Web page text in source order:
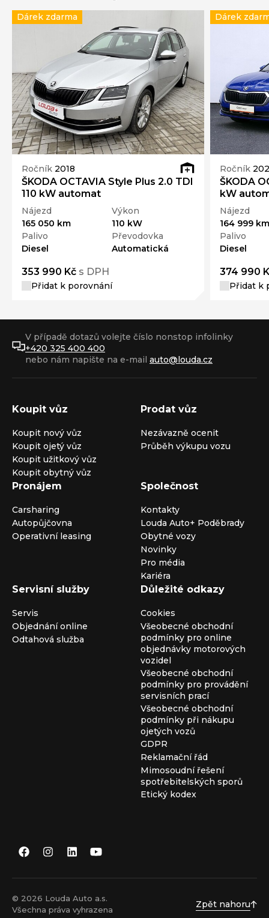
Ročník 2018
ŠKODA OCTAVIA Style Plus 2.0 TDI
110 kW automat
Nájezd
165 050 km
Výkon
110 kW
Palivo
Diesel
Převodovka
Automatická
353 990 Kč s DPH
Přidat k porovnání
Dárek zdarma
Ročník
ŠKODA
kW
Nájezd
164 999 km
Palivo
Diesel
374 990
Přidat k
Dárek
V případě dotazů volejte číslo nonstop infolinky
+420 325 400 400
nebo nám napište na e-mail auto@louda.cz
Koupit vůz
Koupit nový vůz
Koupit ojetý vůz
Koupit užitkový vůz
Koupit obytný vůz
Prodat vůz
Nezávazně ocenit
Průběh výkupu vozu
Pronájem
Carsharing
Autopůjčovna
Operativní leasing
Společnost
Kontakty
Louda Auto+ Poděbrady
Obytné vozy
Novinky
Pro média
Kariéra
Servisní služby
Servis
Objednání online
Odtahová služba
Důležité odkazy
Cookies
Všeobecné obchodní
podmínky pro online
objednávky motorových
vozidel
Všeobecné obchodní
podmínky pro provádění
servisních prací
Všeobecné obchodní
podmínky při nákupu
ojetých vozů
GDPR
Reklamační řád
Mimosoudní řešení
spotřebitelských sporů
Etický kodex
© 2026 Louda Auto a.s.
Všechna práva vyhrazena
Zpět nahoru